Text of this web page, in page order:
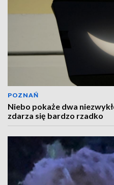
POZNAŃ
Niebo pokaże dwa
zdarza się bardzo rzadko